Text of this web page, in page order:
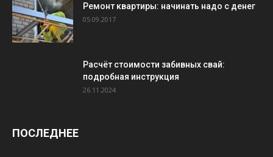
Ремонт квартиры: начинать надо с денег
05.09.2017
Расчёт стоимости забивных свай:
подробная инструкция
26.11.2024
ПОСЛЕДНЕЕ